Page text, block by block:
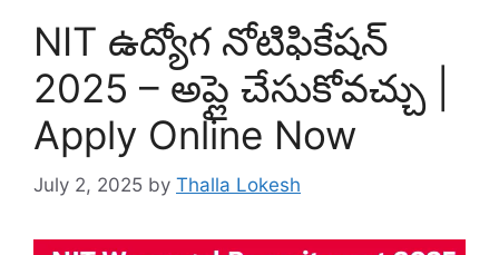
NIT ఉద్యోగ నోటిఫికేషన్
2025 – అప్లై చేసుకోవచ్చు |
Apply Online Now
July 2, 2025 by Thalla Lokesh